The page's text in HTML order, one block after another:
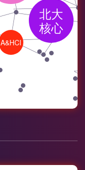
北大
核心
A&HCI